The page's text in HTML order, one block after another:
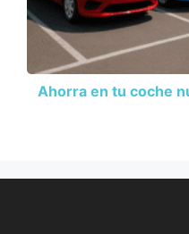
Ahorra en tu coche